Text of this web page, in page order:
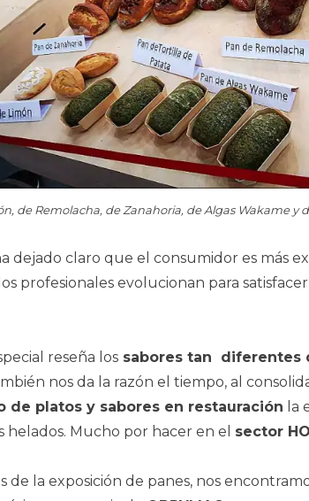
de Remolacha, de Zanahoria, de Algas Wakame y
dejado claro que el consumidor es más
profesionales evolucionan para
reseña los sabores tan diferentes
nos da la razón el tiempo, al
de platos y sabores en restauración la
helados. Mucho por hacer en el sector
de la exposición de panes, nos